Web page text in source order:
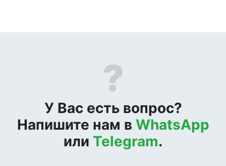
?
У Вас есть вопрос?
Напишите нам в WhatsApp
или Telegram.